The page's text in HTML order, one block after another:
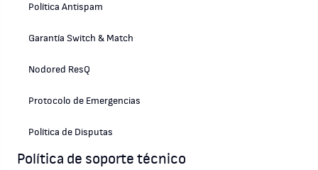
Política Antispam
Garantía Switch & Match
Nodored ResQ
Protocolo de Emergencias
Política de Disputas
Política de soporte técnico